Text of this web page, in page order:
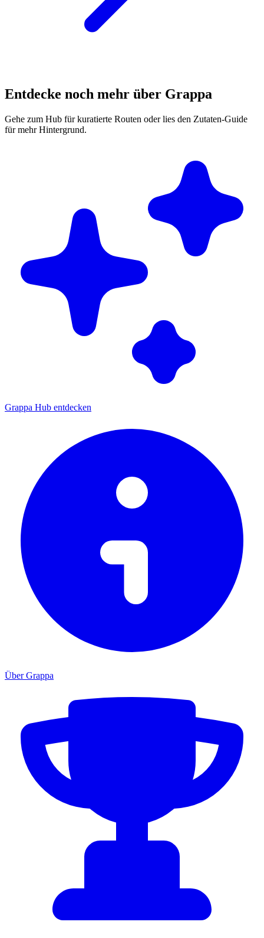
Entdecke noch mehr über Grappa
Gehe zum Hub für kuratierte Routen oder lies den Zutaten-Guide
für mehr Hintergrund.
Grappa Hub entdecken
Über Grappa